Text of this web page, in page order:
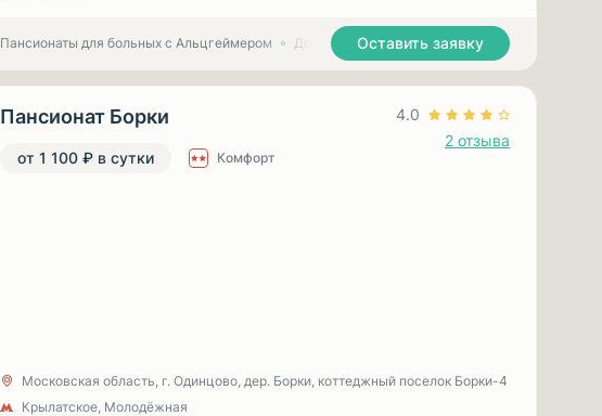
Пансионаты для больных с Альцгеймером Дома престарелых для больных с Паркинсоном
Оставить заявку
Пансионат Борки
4.0
2 отзыва
от 1 100 ₽ в сутки
Комфорт
Московская область, г. Одинцово, дер. Борки, коттеджный поселок Борки-4
Крылатское, Молодёжная